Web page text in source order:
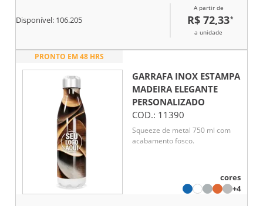
Disponível: 106.205
A partir de
R$ 72,33*
a unidade
PRONTO EM 48 HRS
GARRAFA INOX ESTAMPA
MADEIRA ELEGANTE
PERSONALIZADO
COD.: 11390
Squeeze de metal 750 ml com
acabamento fosco.
cores
+4